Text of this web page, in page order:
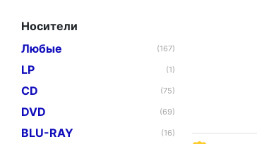
Носители
Любые
(167)
LP (1)
CD (75)
DVD (69)
BLU-RAY (16)